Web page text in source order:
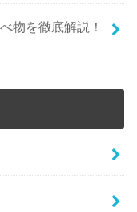
物を徹底解説！